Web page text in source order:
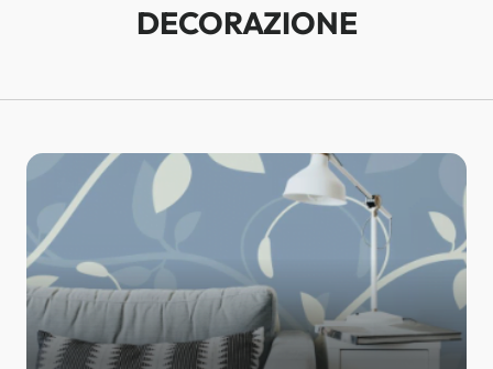
DECORAZIONE